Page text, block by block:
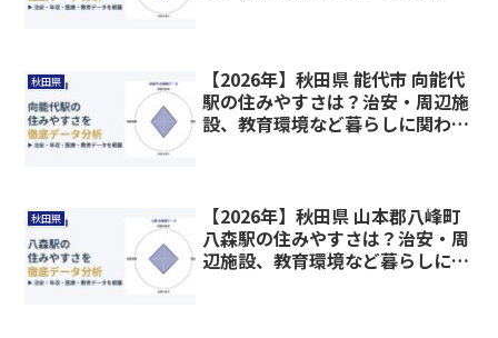
秋田県
【2026年】秋田県 能代市 向能代
駅の住みやすさは？治安・周辺施
設、教育環境など暮らしに関わる
秋田県
【2026年】秋田県 山本郡八峰町
八森駅の住みやすさは？治安・周
辺施設、教育環境など暮らしに関